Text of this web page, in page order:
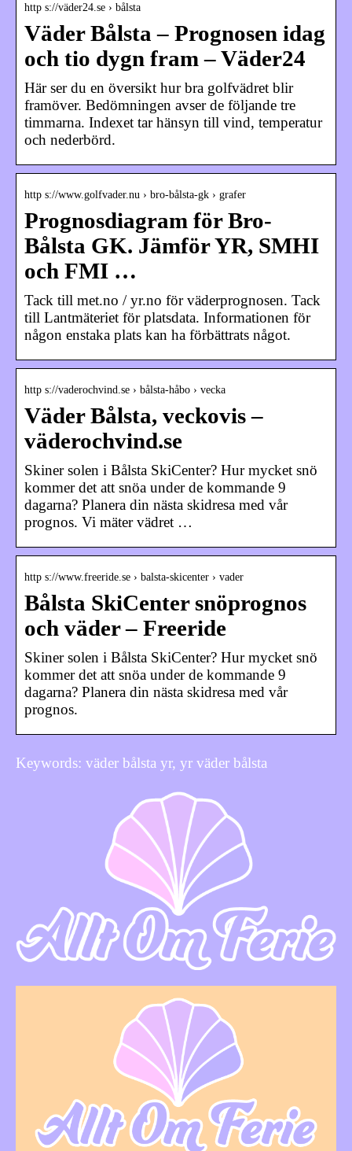
http s://väder24.se › bålsta
Väder Bålsta – Prognosen idag
och tio dygn fram – Väder24
Här ser du en översikt hur bra golfvädret blir
framöver. Bedömningen avser de följande tre
timmarna. Indexet tar hänsyn till vind, temperatur
och nederbörd.
http s://www.golfvader.nu › bro-bålsta-gk › grafer
Prognosdiagram för Bro-
Bålsta GK. Jämför YR, SMHI
och FMI …
Tack till met.no / yr.no för väderprognosen. Tack
till Lantmäteriet för platsdata. Informationen för
någon enstaka plats kan ha förbättrats något.
http s://vaderochvind.se › bålsta-håbo › vecka
Väder Bålsta, veckovis –
väderochvind.se
Skiner solen i Bålsta SkiCenter? Hur mycket snö
kommer det att snöa under de kommande 9
dagarna? Planera din nästa skidresa med vår
prognos. Vi mäter vädret …
http s://www.freeride.se › balsta-skicenter › vader
Bålsta SkiCenter snöprognos
och väder – Freeride
Skiner solen i Bålsta SkiCenter? Hur mycket snö
kommer det att snöa under de kommande 9
dagarna? Planera din nästa skidresa med vår
prognos.
Keywords: väder bålsta yr, yr väder bålsta